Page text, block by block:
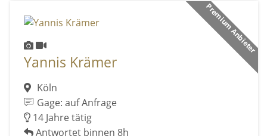
Premium Anbieter
Yannis Krämer
Köln
Gage: auf Anfrage
14 Jahre tätig
Antwortet binnen 8h